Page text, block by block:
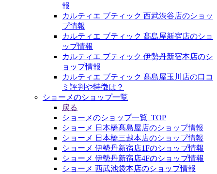
報
カルティエ ブティック 西武渋谷店のショッ
プ情報
カルティエ ブティック 髙島屋新宿店のショ
ップ情報
カルティエ ブティック 伊勢丹新宿本店のシ
ョップ情報
カルティエ ブティック 髙島屋玉川店の口コ
ミ評判や特徴は？
ショーメのショップ一覧
戻る
ショーメのショップ一覧_TOP
ショーメ 日本橋髙島屋店のショップ情報
ショーメ 日本橋三越本店のショップ情報
ショーメ 伊勢丹新宿店1Fのショップ情報
ショーメ 伊勢丹新宿店4Fのショップ情報
ショーメ 西武池袋本店のショップ情報